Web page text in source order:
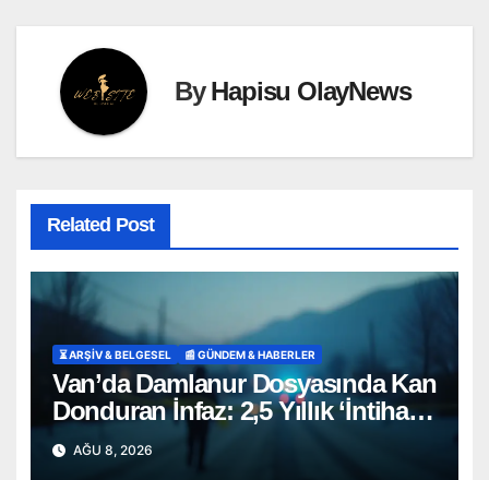
ByHapisu OlayNews
Related Post
⏳ ARŞİV & BELGESEL 📰 GÜNDEM & HABERLER
Van’da Damlanur Dosyasında Kan
Donduran İnfaz: 2,5 Yıllık ‘İntihar’
Senaryosu Çöktü!
AĞU 8, 2026